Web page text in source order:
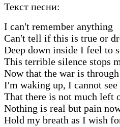
Текст песни:
I can′t remember anything
Can′t tell if this is true or
Deep down inside I feel to
This terrible silence stops
Now that the war is
I′m waking up, I cannot see
That there is not much left
Nothing is real but pain
Hold my breath as I wish